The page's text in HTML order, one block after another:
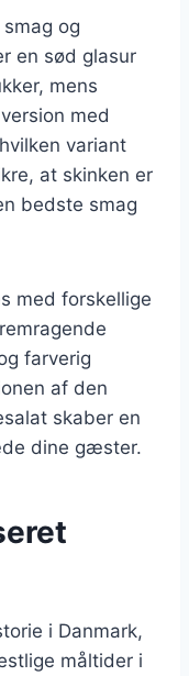
og
en sød glasur
mens
med
variant
at skinken er
bedste smag
med forskellige
farverig
af den
skaber en
dine gæster.
i Danmark,
måltider i